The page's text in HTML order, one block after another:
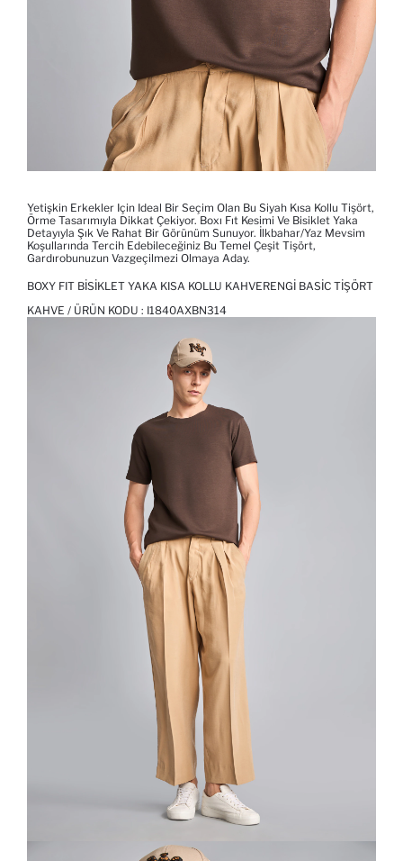
Yetişkin Erkekler Için Ideal Bir Seçim Olan Bu Siyah Kısa Kollu Tişört,
Örme Tasarımıyla Dikkat Çekiyor. Boxı Fıt Kesimi Ve Bisiklet Yaka
Detayıyla Şık Ve Rahat Bir Görünüm Sunuyor. İlkbahar/yaz Mevsim
Koşullarında Tercih Edebileceğiniz Bu Temel Çeşit Tişört,
Gardırobunuzun Vazgeçilmezi Olmaya Aday.
BOXY FIT BISIKLET YAKA KISA KOLLU KAHVERENGI BASIC TIŞÖRT
KAHVE / ÜRÜN KODU : I1840AXBN314